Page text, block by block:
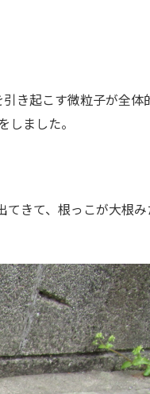
き起こす微粒子が全体
ました。
てきて、根っこが大根み